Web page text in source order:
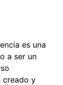
es una
a ser un
creado y